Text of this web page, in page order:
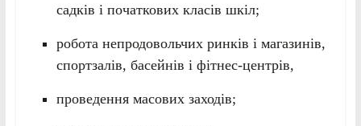
садків і початкових класів шкіл;
робота непродовольчих ринків і магазинів,
спортзалів, басейнів і фітнес-центрів,
проведення масових заходів;